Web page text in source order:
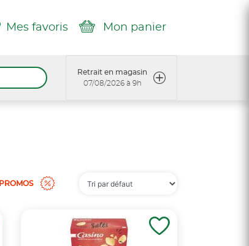
Mes favoris Mon panier
Retrait en magasin
07/08/2026 à 9h
PROMOS